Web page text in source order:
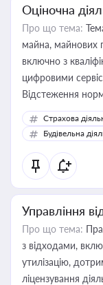
Оціночна
Про що тема:
майна, майнових
включно з
цифровими
Відстеження
корисне для
бухгалтера під
державного
статусу суб'єктів
Страхова
Будівельна
Управління
Про що тема:
з відходами,
утилізацію,
ліцензування